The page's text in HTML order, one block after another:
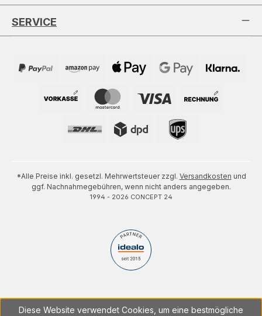
SERVICE
*Alle Preise inkl. gesetzl. Mehrwertsteuer zzgl. Versandkosten und
ggf. Nachnahmegebühren, wenn nicht anders angegeben.
1994 - 2026 CONCEPT 24
Diese Website verwendet Cookies, um eine bestmögliche